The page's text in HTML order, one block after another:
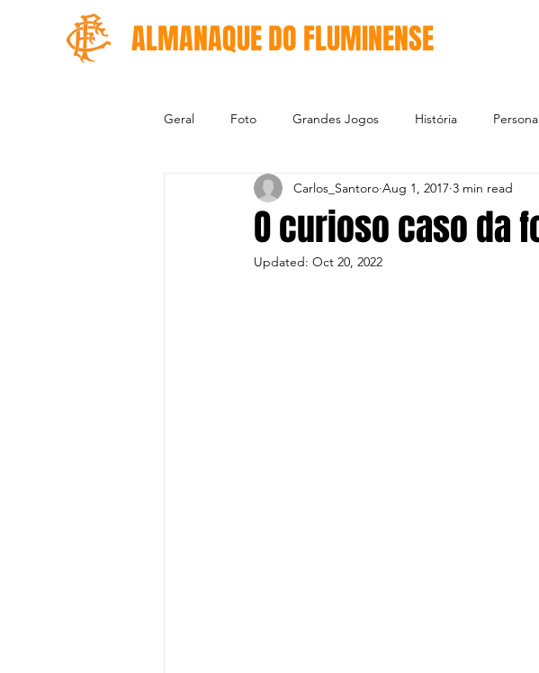
ALMANAQUE DO FLUMINENSE
Geral Foto Grandes Jogos História
O curioso caso da
Carlos_Santoro Aug 1, 2017 3 min read
Updated: Oct 20, 2022